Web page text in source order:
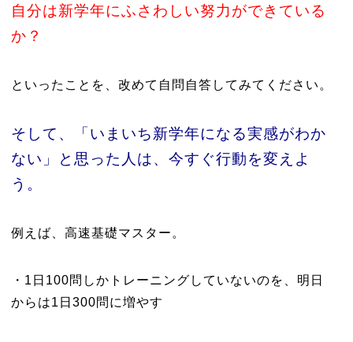
自分は新学年にふさわしい努力ができている
か？
といったことを、改めて自問自答してみてください。
そして、「いまいち新学年になる実感がわか
ない」と思った人は、今すぐ行動を変えよ
う。
例えば、高速基礎マスター。
・1日100問しかトレーニングしていないのを、明日
からは1日300問に増やす